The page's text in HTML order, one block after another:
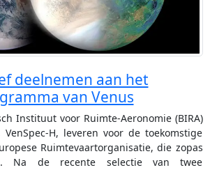
deelnemen aan het
van Venus
Instituut voor Ruimte-Aeronomie (BIRA)
H, leveren voor de toekomstige
Ruimtevaartorganisatie, die zopas
Na de recente selectie van twee